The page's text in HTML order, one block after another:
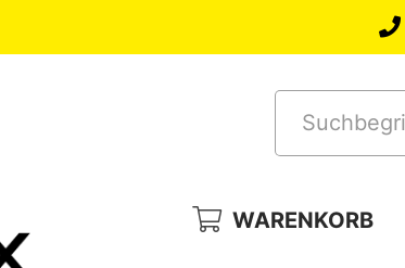
WARENKORB